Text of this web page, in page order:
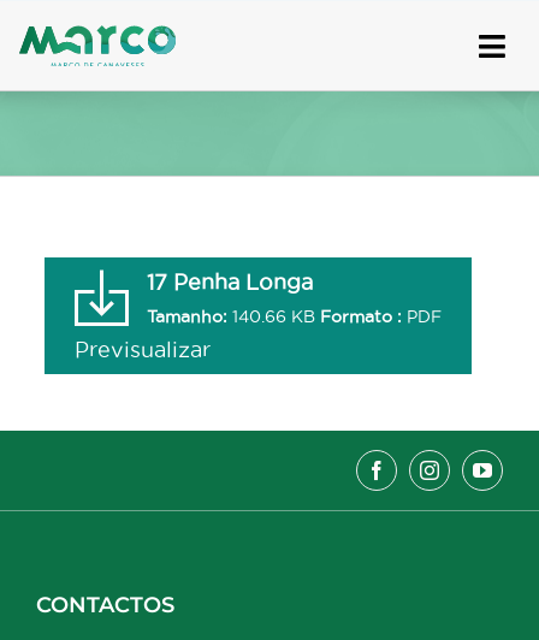
to
17 Penha Longa
Tamanho: 140.66 KB Formato : PDF
Previsualizar
CONTACTOS